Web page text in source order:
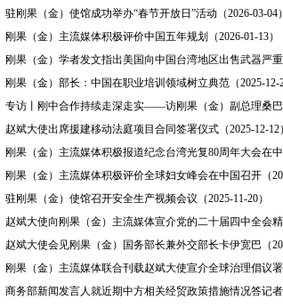
驻刚果（金）使馆成功举办“春节开放日”活动（2026-03-04）
刚果（金）主流媒体积极评价中国五年规划（2026-01-13）
刚果（金）学者发文指出美国向中国台湾地区出售武器严重
刚果（金）部长：中国在职业培训领域树立典范（2025-12-
专访丨刚中合作持续走深走实——访刚果（金）副总理桑巴
赵斌大使出席援建移动法庭项目合同签署仪式（2025-12-12）
刚果（金）主流媒体积极报道纪念台湾光复80周年大会在中
刚果（金）主流媒体积极评价全球妇女峰会在中国召开（
驻刚果（金）使馆召开安全生产视频会议（2025-11-20）
赵斌大使向刚果（金）主流媒体宣介党的二十届四中全会精
赵斌大使会见刚果（金）国务部长兼外交部长卡伊宽巴（
刚果（金）主流媒体联合刊载赵斌大使宣介全球治理倡议署
商务部新闻发言人就近期中方相关经贸政策措施情况答记者